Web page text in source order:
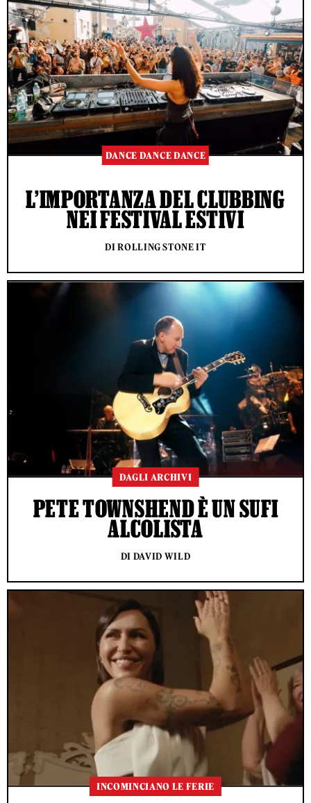
DANCE DANCE DANCE
L’IMPORTANZA DEL CLUBBING
NEI FESTIVAL ESTIVI
DI ROLLING STONE IT
DAGLI ARCHIVI
PETE TOWNSHEND È UN SUFI
ALCOLISTA
DI DAVID WILD
INCOMINCIANO LE FERIE